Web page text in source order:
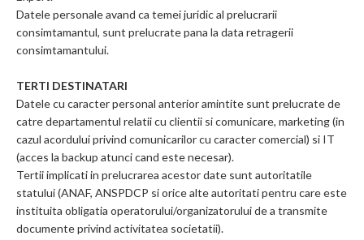
Datele personale avand ca temei juridic al prelucrarii
consimtamantul, sunt prelucrate pana la data retragerii
consimtamantului.
TERTI DESTINATARI
Datele cu caracter personal anterior amintite sunt prelucrate de
catre departamentul relatii cu clientii si comunicare, marketing (in
cazul acordului privind comunicarilor cu caracter comercial) si IT
(acces la backup atunci cand este necesar).
Tertii implicati in prelucrarea acestor date sunt autoritatile
statului (ANAF, ANSPDCP si orice alte autoritati pentru care este
instituita obligatia operatorului/organizatorului de a transmite
documente privind activitatea societatii).